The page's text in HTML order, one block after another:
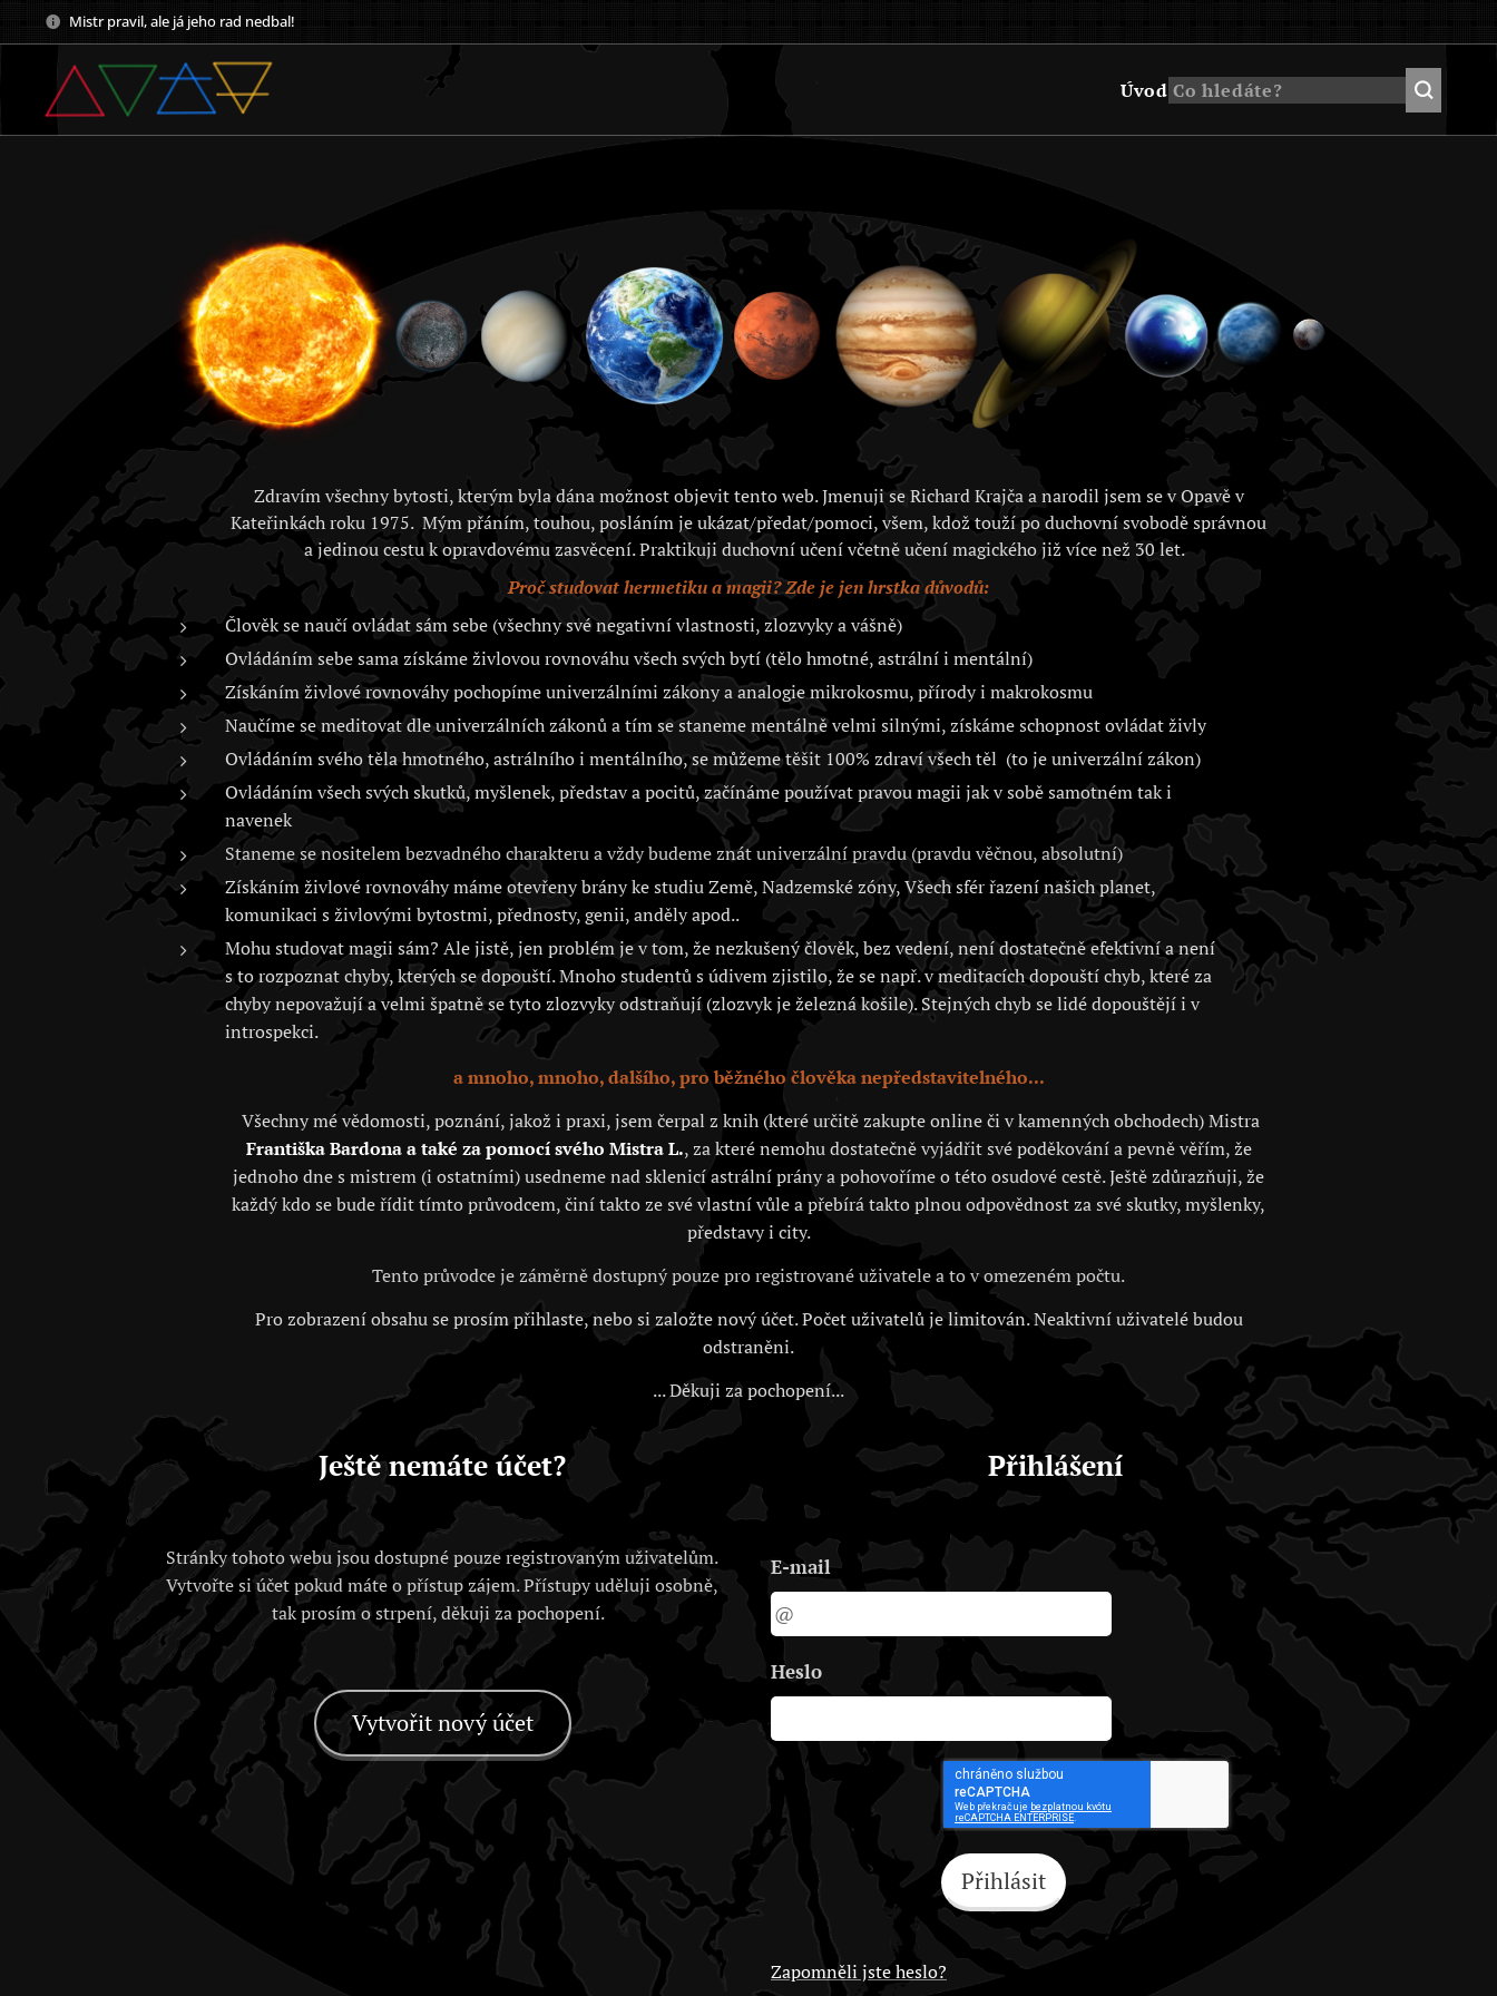
Mistr pravil, ale já jeho rad nedbal!
Úvod
Zdravím všechny bytosti, kterým byla dána možnost objevit tento web. Jmenuji se Richard Krajča a narodil jsem se v Opavě v
Kateřinkách roku 1975. Mým přáním, touhou, posláním je ukázat/předat/pomoci, všem, kdož touží po duchovní svobodě správnou
a jedinou cestu k opravdovému zasvěcení. Praktikuji duchovní učení včetně učení magického již více než 30 let.
Proč studovat hermetiku a magii? Zde je jen hrstka důvodů:
Člověk se naučí ovládat sám sebe (všechny své negativní vlastnosti, zlozvyky a vášně)
Ovládáním sebe sama získáme živlovou rovnováhu všech svých bytí (tělo hmotné, astrální i mentální)
Získáním živlové rovnováhy pochopíme univerzálními zákony a analogie mikrokosmu, přírody i makrokosmu
Naučíme se meditovat dle univerzálních zákonů a tím se staneme mentálně velmi silnými, získáme schopnost ovládat živly
Ovládáním svého těla hmotného, astrálního i mentálního, se můžeme těšit 100% zdraví všech těl (to je univerzální zákon)
Ovládáním všech svých skutků, myšlenek, představ a pocitů, začínáme používat pravou magii jak v sobě samotném tak i
navenek
Staneme se nositelem bezvadného charakteru a vždy budeme znát univerzální pravdu (pravdu věčnou, absolutní)
Získáním živlové rovnováhy máme otevřeny brány ke studiu Země, Nadzemské zóny, Všech sfér řazení našich planet,
komunikaci s živlovými bytostmi, přednosty, genii, anděly apod..
Mohu studovat magii sám? Ale jistě, jen problém je v tom, že nezkušený člověk, bez vedení, není dostatečně efektivní a není
s to rozpoznat chyby, kterých se dopouští. Mnoho studentů s údivem zjistilo, že se např. v meditacích dopouští chyb, které za
chyby nepovažují a velmi špatně se tyto zlozvyky odstraňují (zlozvyk je železná košile). Stejných chyb se lidé dopouštějí i v
introspekci.
a mnoho, mnoho, dalšího, pro běžného člověka nepředstavitelného...
Všechny mé vědomosti, poznání, jakož i praxi, jsem čerpal z knih (které určitě zakupte online či v kamenných obchodech) Mistra
Františka Bardona a také za pomocí svého Mistra L., za které nemohu dostatečně vyjádřit své poděkování a pevně věřím, že
jednoho dne s mistrem (i ostatními) usedneme nad sklenicí astrální prány a pohovoříme o této osudové cestě. Ještě zdůrazňuji, že
každý kdo se bude řídit tímto průvodcem, činí takto ze své vlastní vůle a přebírá takto plnou odpovědnost za své skutky, myšlenky,
představy i city.
Tento průvodce je záměrně dostupný pouze pro registrované uživatele a to v omezeném počtu.
Pro zobrazení obsahu se prosím přihlaste, nebo si založte nový účet. Počet uživatelů je limitován. Neaktivní uživatelé budou
odstraněni.
... Děkuji za pochopení...
Ještě nemáte účet?
Stránky tohoto webu jsou dostupné pouze registrovaným uživatelům.
Vytvořte si účet pokud máte o přístup zájem. Přístupy uděluji osobně,
tak prosím o strpení, děkuji za pochopení.
Vytvořit nový účet
Přihlášení
E-mail
Heslo
Přihlásit
Zapomněli jste heslo?